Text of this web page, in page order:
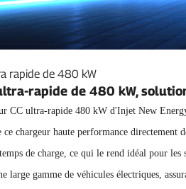
rapide de 480 kW
rapide de 480 kW,
CC ultra-rapide 480 kW d'Injet New
ce chargeur haute performance
de charge, ce qui le rend idéal pour
large gamme de véhicules électriques,